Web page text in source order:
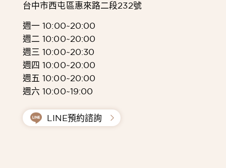
台中市西屯區惠來路二段232號
週一 10:00~20:00
週二 10:00~20:00
週三 10:00~20:30
週四 10:00~20:00
週五 10:00~20:00
週六 10:00~19:00
LINE預約諮詢